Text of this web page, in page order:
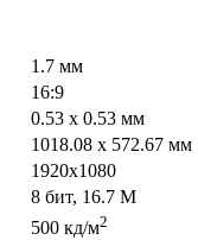
1.7 мм
16:9
0.53 х 0.53 мм
1018.08 х 572.67 мм
1920x1080
8 бит, 16.7 М
500 кд/м2